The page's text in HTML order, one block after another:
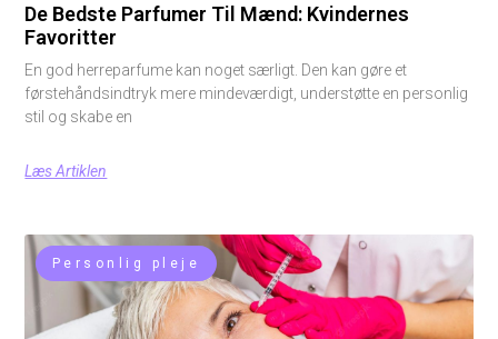
De Bedste Parfumer Til Mænd: Kvindernes
Favoritter
En god herreparfume kan noget særligt. Den kan gøre et
førstehåndsindtryk mere mindeværdigt, understøtte en personlig
stil og skabe en
Læs Artiklen
Personlig pleje